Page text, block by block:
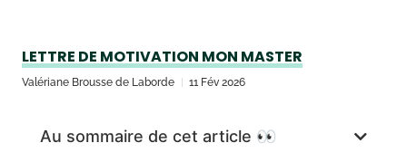
LETTRE DE MOTIVATION MON MASTER
Valériane Brousse de Laborde 11 Fév 2026
Au sommaire de cet article 👀